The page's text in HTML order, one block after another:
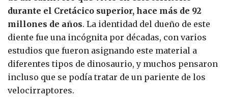
durante el Cretácico superior, hace más de 92
millones de años. La identidad del dueño de este
diente fue una incógnita por décadas, con varios
estudios que fueron asignando este material a
diferentes tipos de dinosaurio, y muchos pensaron
incluso que se podía tratar de un pariente de los
velocirraptores.